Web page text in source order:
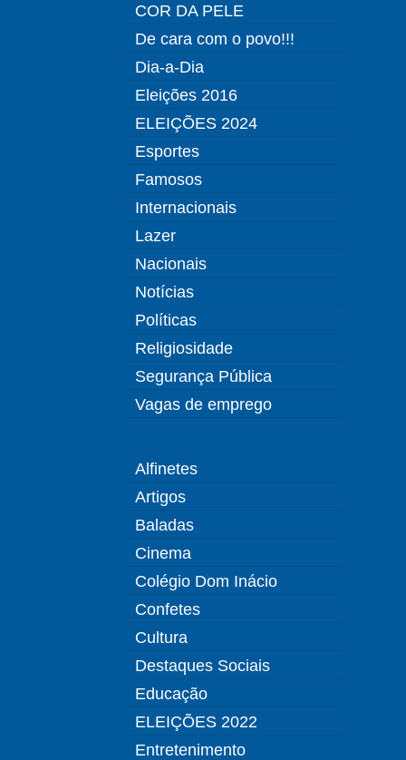
COR DA PELE
De cara com o povo!!!
Dia-a-Dia
Eleições 2016
ELEIÇÕES 2024
Esportes
Famosos
Internacionais
Lazer
Nacionais
Notícias
Políticas
Religiosidade
Segurança Pública
Vagas de emprego
Alfinetes
Artigos
Baladas
Cinema
Colégio Dom Inácio
Confetes
Cultura
Destaques Sociais
Educação
ELEIÇÕES 2022
Entretenimento